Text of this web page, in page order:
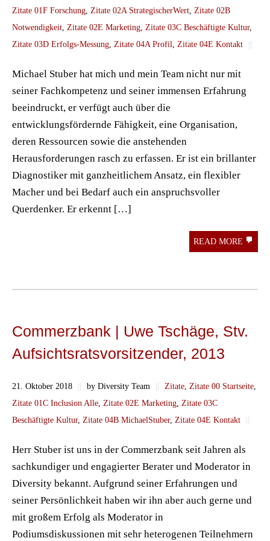
Zitate 01F Forschung Zitate 02A StrategischerWert Zitate 02B
Notwendigkeit Zitate 02E Marketing Zitate 03C Beschäftigte Kultur,
Zitate 03D Erfolgs-Messung Zitate 04A Profil Zitate 04E Kontakt ||
Michael Stuber hat mich und mein Team nicht nur mit
seiner Fachkompetenz und seiner immensen Erfahrung
beeindruckt, er verfügt auch über die
entwicklungsfördernde Fähigkeit, eine Organisation,
deren Ressourcen sowie die anstehenden
Herausforderungen rasch zu erfassen. Er ist ein brillanter
Diagnostiker mit ganzheitlichem Ansatz, ein flexibler
Macher und bei Bedarf auch ein anspruchsvoller
Querdenker. Er erkennt […]
READ MORE
Commerzbank | Uwe Tschäge, Stv.
Aufsichtsratsvorsitzender, 2013
21. Oktober 2018 || by Diversity Team || Zitate, Zitate 00 Startseite,
Zitate 01C Inclusion Alle, Zitate 02E Marketing, Zitate 03C
Beschäftigte Kultur, Zitate 04B MichaelStuber, Zitate 04E Kontakt ||
Herr Stuber ist uns in der Commerzbank seit Jahren als
sachkundiger und engagierter Berater und Moderator in
Diversity bekannt. Aufgrund seiner Erfahrungen und
seiner Persönlichkeit haben wir ihn aber auch gerne und
mit großem Erfolg als Moderator in
Podiumsdiskussionen mit sehr heterogenen Teilnehmern